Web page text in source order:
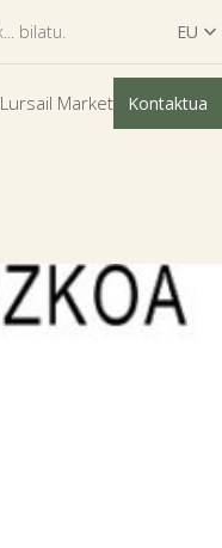
EU 
ES
EU
Lursail Market Kontaktua